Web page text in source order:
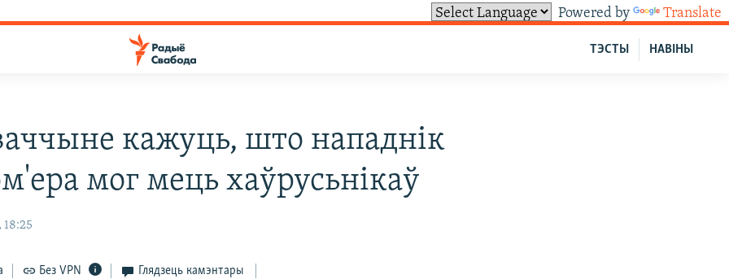
Powered by Translate
НАВІНЫ
ТЭСТЫ
кажуць, што нападнік
мог мець хаўрусьнікаў
18:25
Без VPN Глядзець камэнтары